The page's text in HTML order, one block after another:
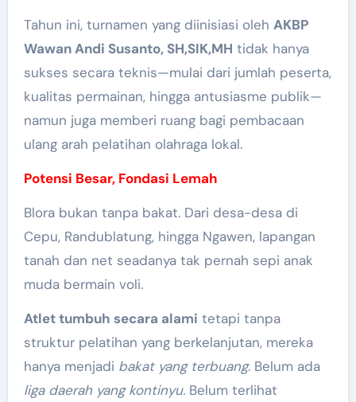
Tahun ini, turnamen yang diinisiasi oleh AKBP
Wawan Andi Susanto, SH,SIK,MH tidak hanya
sukses secara teknis—mulai dari jumlah peserta,
kualitas permainan, hingga antusiasme publik—
namun juga memberi ruang bagi pembacaan
ulang arah pelatihan olahraga lokal.
Potensi Besar, Fondasi Lemah
Blora bukan tanpa bakat. Dari desa-desa di
Cepu, Randublatung, hingga Ngawen, lapangan
tanah dan net seadanya tak pernah sepi anak
muda bermain voli.
Atlet tumbuh secara alami tetapi tanpa
struktur pelatihan yang berkelanjutan, mereka
hanya menjadi bakat yang terbuang.Belum ada
liga daerah yang kontinyu.Belum terlihat